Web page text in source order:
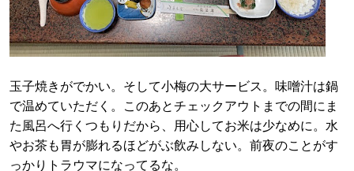
玉子焼きがでかい。そして小梅の大サービス。味噌汁は鍋
で温めていただく。このあとチェックアウトまでの間にま
た風呂へ行くつもりだから、用心してお米は少なめに。水
やお茶も胃が膨れるほどがぶ飲みしない。前夜のことがす
っかりトラウマになってるな。